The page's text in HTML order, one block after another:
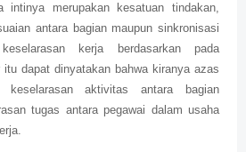
intinya merupakan kesatuan tindakan,
antara bagian maupun sinkronisasi
kerja berdasarkan pada
itu dapat dinyatakan bahwa kiranya azas
keselarasan aktivitas antara bagian
tugas antara pegawai dalam usaha